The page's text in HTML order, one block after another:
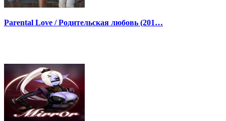
Parental Love / Родительская любовь (201…